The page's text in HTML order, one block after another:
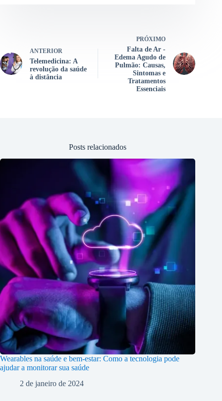
ANTERIOR
Telemedicina: A
revolução da saúde
à distância
PRÓXIMO
Falta de Ar -
Edema Agudo de
Pulmão: Causas,
Sintomas e
Tratamentos
Essenciais
Posts relacionados
Wearables na saúde e bem-estar: Como a tecnologia pode
ajudar a monitorar sua saúde
2 de janeiro de 2024